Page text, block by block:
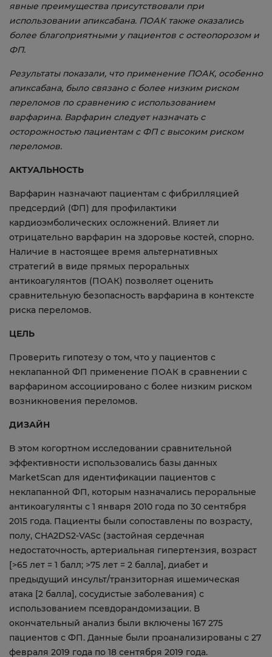
явные преимущества присутствовали при
использовании апиксабана. ПОАК также оказались
более благоприятными у пациентов с остеопорозом и
ФП.
Результаты показали, что применение ПОАК, особенно
апиксабана, было связано с более низким риском
переломов по сравнению с использованием
варфарина. Варфарин следует назначать с
осторожностью пациентам с ФП с высоким риском
переломов.
АКТУАЛЬНОСТЬ
Варфарин назначают пациентам с фибрилляцией
предсердий (ФП) для профилактики
кардиоэмболических осложнений. Влияет ли
отрицательно варфарин на здоровье костей, спорно.
Наличие в настоящее время альтернативных
стратегий в виде прямых пероральных
антикоагулянтов (ПОАК) позволяет оценить
сравнительную безопасность варфарина в контексте
риска переломов.
ЦЕЛЬ
Проверить гипотезу о том, что у пациентов с
неклапанной ФП применение ПОАК в сравнении с
варфарином ассоциировано с более низким риском
возникновения переломов.
ДИЗАЙН
В этом когортном исследовании сравнительной
эффективности использовались базы данных
MarketScan для идентификации пациентов с
неклапанной ФП, которым назначались пероральные
антикоагулянты с 1 января 2010 года по 30 сентября
2015 года. Пациенты были сопоставлены по возрасту,
полу, CHA2DS2-VASc (застойная сердечная
недостаточность, артериальная гипертензия, возраст
[>65 лет = 1 балл; >75 лет = 2 балла], диабет и
предыдущий инсульт/транзиторная ишемическая
атака [2 балла], сосудистые заболевания) с
использованием псевдорандомизации. В
окончательный анализ были включены 167 275
пациентов с ФП. Данные были проанализированы с 27
февраля 2019 года по 18 сентября 2019 года.